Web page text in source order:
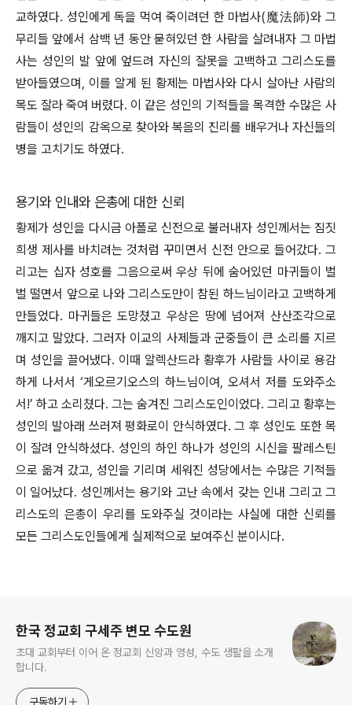
교하였다. 성인에게 독을 먹여 죽이려던 한 마법사(魔法師)와 그
무리들 앞에서 삼백 년 동안 묻혀있던 한 사람을 살려내자 그 마법
사는 성인의 발 앞에 엎드려 자신의 잘못을 고백하고 그리스도를
받아들였으며, 이를 알게 된 황제는 마법사와 다시 살아난 사람의
목도 잘라 죽여 버렸다. 이 같은 성인의 기적들을 목격한 수많은 사
람들이 성인의 감옥으로 찾아와 복음의 진리를 배우거나 자신들의
병을 고치기도 하였다.
용기와 인내와 은총에 대한 신뢰
황제가 성인을 다시금 아폴로 신전으로 불러내자 성인께서는 짐짓
희생 제사를 바치려는 것처럼 꾸미면서 신전 안으로 들어갔다. 그
리고는 십자 성호를 그음으로써 우상 뒤에 숨어있던 마귀들이 벌
벌 떨면서 앞으로 나와 그리스도만이 참된 하느님이라고 고백하게
만들었다. 마귀들은 도망쳤고 우상은 땅에 넘어져 산산조각으로
깨지고 말았다. 그러자 이교의 사제들과 군중들이 큰 소리를 지르
며 성인을 끌어냈다. 이때 알렉산드라 황후가 사람들 사이로 용감
하게 나서서 ‘게오르기오스의 하느님이여, 오셔서 저를 도와주소
서!’ 하고 소리쳤다. 그는 숨겨진 그리스도인이었다. 그리고 황후는
성인의 발아래 쓰러져 평화로이 안식하였다. 그 후 성인도 또한 목
이 잘려 안식하셨다. 성인의 하인 하나가 성인의 시신을 팔레스틴
으로 옮겨 갔고, 성인을 기리며 세워진 성당에서는 수많은 기적들
이 일어났다. 성인께서는 용기와 고난 속에서 갖는 인내 그리고 그
리스도의 은총이 우리를 도와주실 것이라는 사실에 대한 신뢰를
모든 그리스도인들에게 실제적으로 보여주신 분이시다.
한국 정교회 구세주 변모 수도원
초대 교회부터 이어 온 정교회 신앙과 영성, 수도 생활을 소개
합니다.
구독하기